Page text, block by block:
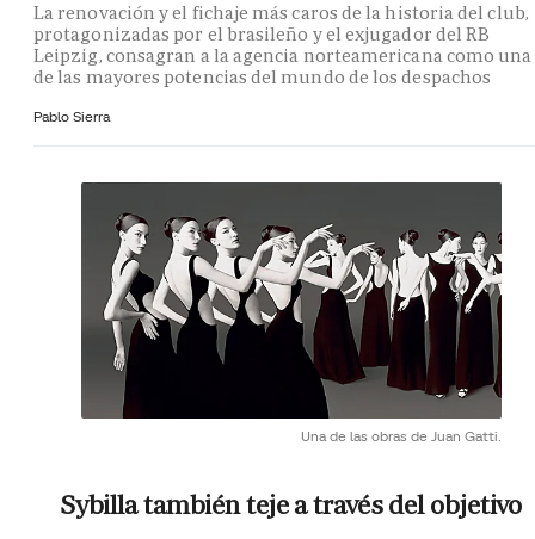
La renovación y el fichaje más caros de la historia del club,
protagonizadas por el brasileño y el exjugador del RB
Leipzig, consagran a la agencia norteamericana como una
de las mayores potencias del mundo de los despachos
Pablo Sierra
Una de las obras de Juan Gatti.
Sybilla también teje a través del objetivo